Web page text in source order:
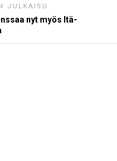
JULKAISU
nyt myös Itä-